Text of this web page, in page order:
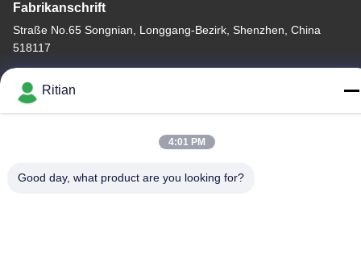
Fabrikanschrift
Straße No.65 Songnian, Longgang-Bezirk, Shenzhen, China
518117
Telefon
+86-755-84080323
Ritian
4:01 PM
Good day, what product are you looking for?